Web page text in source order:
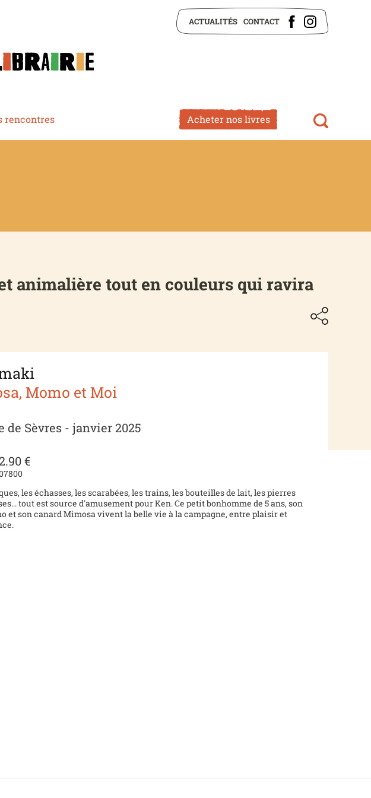
ACTUALITÉS CONTACT
rencontres Acheter nos livres
animalière tout en couleurs qui ravira
Momo et Moi
de Sèvres - janvier 2025
€
les échasses, les scarabées, les trains, les bouteilles de lait, les pierres
tout est source d'amusement pour Ken. Ce petit bonhomme de 5 ans, son
et son canard Mimosa vivent la belle vie à la campagne, entre plaisir et